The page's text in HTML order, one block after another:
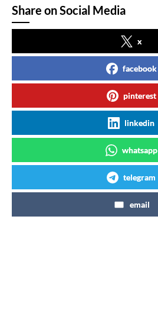
Share on Social Media
x
facebook
pinterest
linkedin
whatsapp
telegram
email